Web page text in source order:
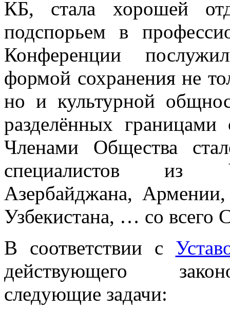
КБ, стала хорошей
подспорьем в
Конференции
формой сохранения не
но и культурной
разделённых границами
Членами Общества
специалистов из
Азербайджана,
Узбекистана, … со всего
В соответствии с
действующего
следующие задачи: